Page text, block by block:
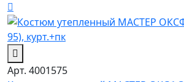
Арт. 4001575